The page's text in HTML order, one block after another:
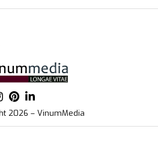
2026 – VinumMedia